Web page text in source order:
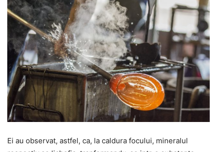
Ei au observat, astfel, ca, la caldura focului, mineralul